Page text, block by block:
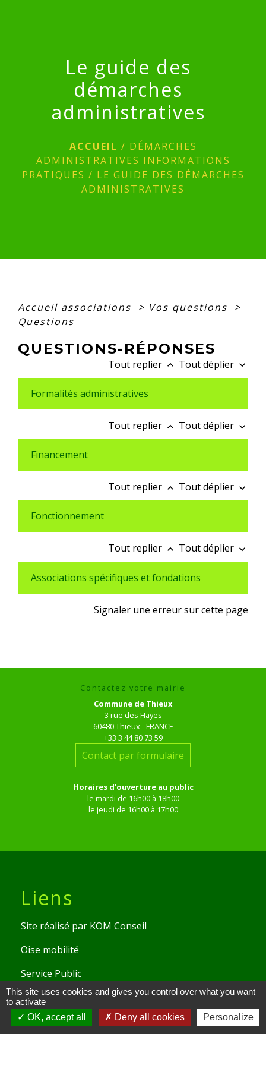
Le guide des
démarches
administratives
ACCUEIL / DÉMARCHES
ADMINISTRATIVES INFORMATIONS
PRATIQUES / LE GUIDE DES DÉMARCHES
ADMINISTRATIVES
Accueil associations > Vos questions
>
Questions
QUESTIONS-RÉPONSES
Tout replier keyboard_arrow_up Tout déplier keyboard_arrow_down
Formalités administratives
Tout replier keyboard_arrow_up Tout déplier keyboard_arrow_down
Financement
Tout replier keyboard_arrow_up Tout déplier keyboard_arrow_down
Fonctionnement
Tout replier keyboard_arrow_up Tout déplier keyboard_arrow_down
Associations spécifiques et fondations
Signaler une erreur sur cette page
Contactez votre mairie
Commune de Thieux
3 rue des Hayes
60480 Thieux - FRANCE
+33 3 44 80 73 59
Contact par formulaire
Horaires d'ouverture au public
le mardi de 16h00 à 18h00
le jeudi de 16h00 à 17h00
Liens
Site réalisé par KOM Conseil
Oise mobilité
Service Public
Communauté de Communes de
l'Oise Picarde
This site uses cookies and gives you control over what you want
to activate
OK, accept all
Deny all cookies Personalize